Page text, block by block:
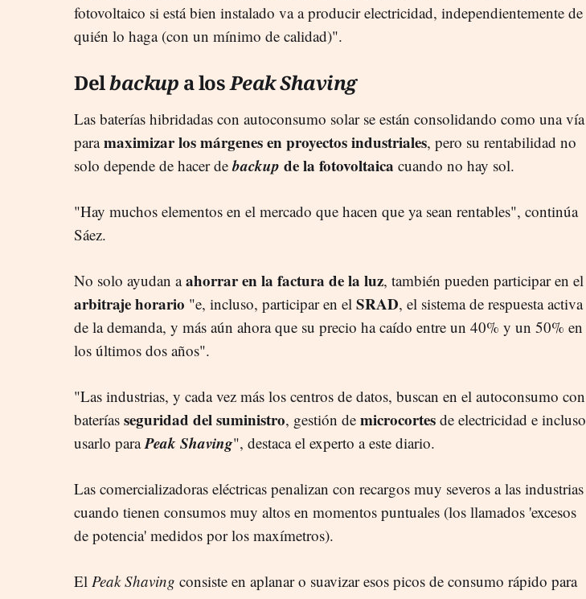
fotovoltaico si está bien instalado va a producir electricidad, independientemente de
quién lo haga (con un mínimo de calidad)".
Delbackup a losPeak Shaving
Las baterías hibridadas con autoconsumo solar se están consolidando como una vía
paramaximizar los márgenes en proyectos industriales, pero su rentabilidad no
solo depende de hacer debackup de la fotovoltaica cuando no hay sol.
"Hay muchos elementos en el mercado que hacen que ya sean rentables", continúa
Sáez.
No solo ayudan aahorrar en la factura de la luz, también pueden participar en el
arbitraje horario "e, incluso, participar en el SRAD, el sistema de respuesta activa
de la demanda, y más aún ahora que su precio ha caído entre un 40% y un 50% en
los últimos dos años".
"Las industrias, y cada vez más los centros de datos, buscan en el autoconsumo con
baterías seguridad del suministro, gestión de microcortes de electricidad e incluso
usarlo paraPeak Shaving", destaca el experto a este diario.
Las comercializadoras eléctricas penalizan con recargos muy severos a las industrias
cuando tienen consumos muy altos en momentos puntuales (los llamados 'excesos
de potencia' medidos por los maxímetros).
El Peak Shaving consiste en aplanar o suavizar esos picos de consumo rápido para